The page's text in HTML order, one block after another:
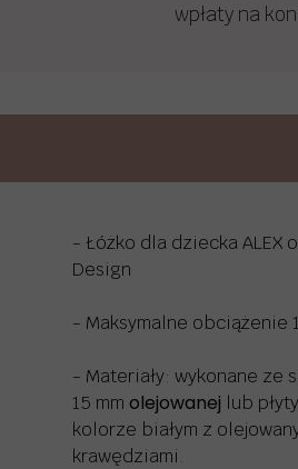
- Łóżko dla dziecka ALEX
Design
- Maksymalne obciążenie
- Materiały: wykonane ze
15 mm olejowanej lub
kolorze białym z
krawędziami.
wpłaty na